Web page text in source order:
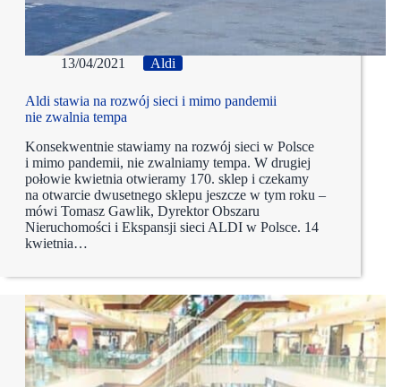
13/04/2021 Aldi
Aldi stawia na rozwój sieci i mimo pandemii
nie zwalnia tempa
Konsekwentnie stawiamy na rozwój sieci w Polsce
i mimo pandemii, nie zwalniamy tempa. W drugiej
połowie kwietnia otwieramy 170. sklep i czekamy
na otwarcie dwusetnego sklepu jeszcze w tym roku –
mówi Tomasz Gawlik, Dyrektor Obszaru
Nieruchomości i Ekspansji sieci ALDI w Polsce. 14
kwietnia…